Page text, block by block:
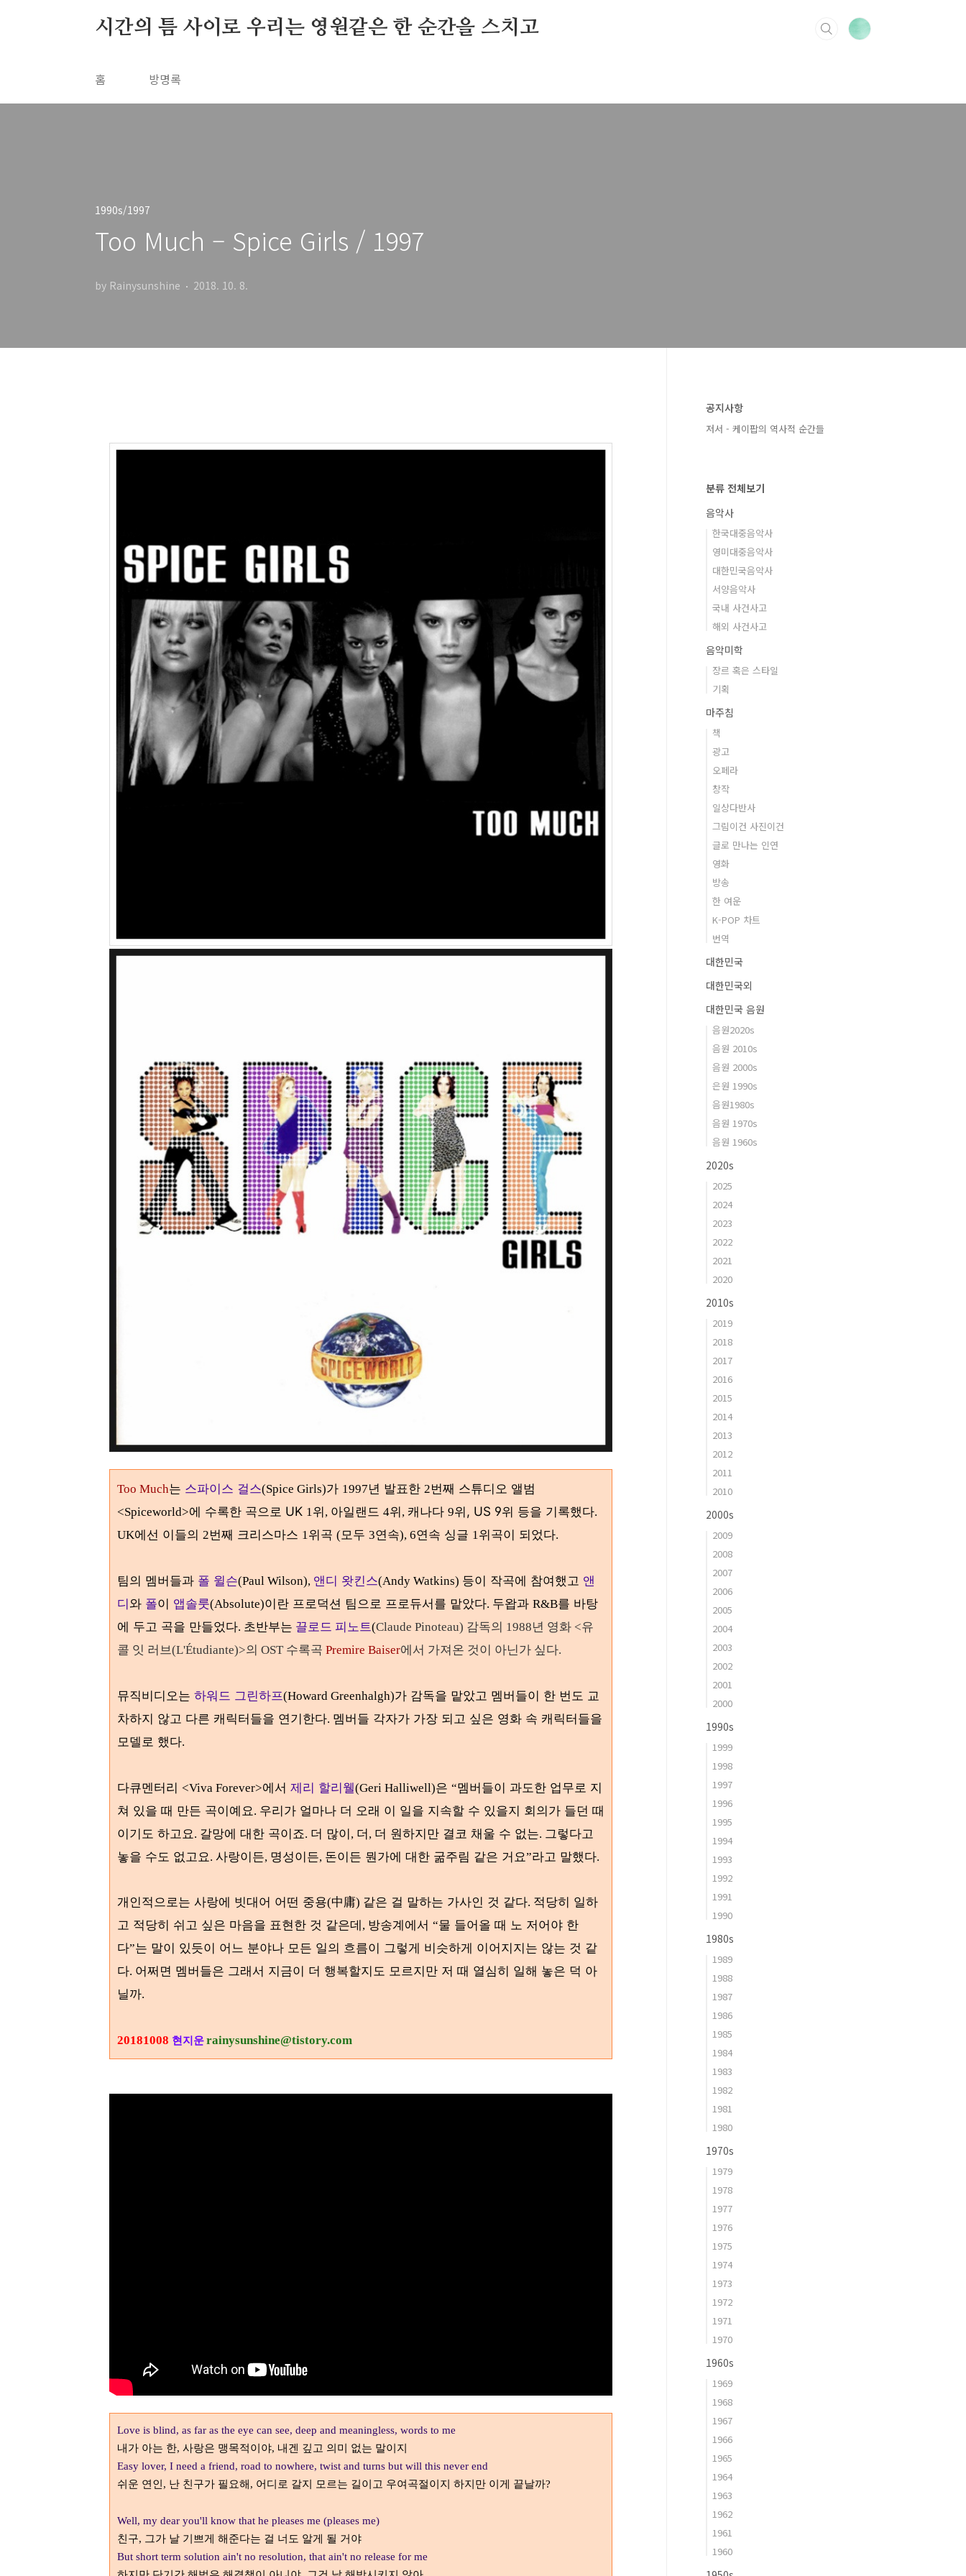
시간의 틈 사이로 우리는 영원같은 한 순간을 스치고
홈 방명록
1990s/1997
Too Much – Spice Girls / 1997
by Rainysunshine 2018. 10. 8.
Too Much는 스파이스 걸스(Spice Girls)가 1997년 발표한 2번째 스튜디오 앨범
<Spiceworld>에 수록한 곡으로 UK 1위, 아일랜드 4위, 캐나다 9위, US 9위 등을 기록했다.
UK에선 이들의 2번째 크리스마스 1위곡 ( 모두 3연속), 6연속 싱글 1위곡이 되었다.
팀의 멤버들과 폴 윌슨(Paul Wilson), 앤디 왓킨스(Andy Watkins) 등이 작곡에 참여했고 앤
디와 폴이 앱솔룻(Absolute)이란 프로덕션 팀으로 프로듀서를 맡았다. 두왑과 R&B를 바탕
에 두고 곡을 만들었다. 초반부는 끌로드 피노트(Claude Pinoteau) 감독의 1988년 영화 <유
콜 잇 러브(L'Étudiante)>의 OST 수록곡 Premire Baiser에서 가져온 것이 아닌가 싶다.
뮤직비디오는 하워드 그린하프(Howard Greenhalgh)가 감독을 맡았고 멤버들이 한 번도 교
차하지 않고 다른 캐릭터들을 연기한다. 멤버들 각자가 가장 되고 싶은 영화 속 캐릭터들을
모델로 했다.
다큐멘터리 <Viva Forever>에서 제리 할리웰(Geri Halliwell)은 “멤버들이 과도한 업무로 지
쳐 있을 때 만든 곡이예요. 우리가 얼마나 더 오래 이 일을 지속할 수 있을지 회의가 들던 때
이기도 하고요. 갈망에 대한 곡이죠. 더 많이, 더, 더 원하지만 결코 채울 수 없는. 그렇다고
놓을 수도 없고요. 사랑이든, 명성이든, 돈이든 뭔가에 대한 굶주림 같은 거요”라고 말했다.
개인적으로는 사랑에 빗대어 어떤 중용(中庸) 같은 걸 말하는 가사인 것 같다. 적당히 일하
고 적당히 쉬고 싶은 마음을 표현한 것 같은데, 방송계에서 “물 들어올 때 노 저어야 한
다”는 말이 있듯이 어느 분야나 모든 일의 흐름이 그렇게 비슷하게 이어지지는 않는 것 같
다. 어쩌면 멤버들은 그래서 지금이 더 행복할지도 모르지만 저 때 열심히 일해 놓은 덕 아
닐까.
20181008 현지운rainysunshine@tistory.com
Love is blind, as far as the eye can see, deep and meaningless, words to me
내가 아는 한, 사랑은 맹목적이야, 내겐 깊고 의미 없는 말이지
Easy lover, I need a friend, road to nowhere, twist and turns but will this never end
쉬운 연인, 난 친구가 필요해, 어디로 갈지 모르는 길이고 우여곡절이지 하지만 이게 끝날까?
Well, my dear you'll know that he pleases me (pleases me)
친구, 그가 날 기쁘게 해준다는 걸 너도 알게 될 거야
But short term solution ain't no resolution, that ain't no release for me
공지사항
저서 - 케이팝의 역사적 순간들
분류 전체보기
음악사
한국대중음악사
영미대중음악사
대한민국음악사
서양음악사
국내 사건사고
해외 사건사고
음악미학
장르 혹은 스타일
기획
마주침
책
광고
오페라
창작
일상다반사
그림이건 사진이건
글로 만나는 인연
영화
방송
한 여운
K-POP 차트
번역
대한민국
대한민국외
대한민국 음원
음원2020s
음원 2010s
음원 2000s
은원 1990s
음원1980s
음원 1970s
음원 1960s
2020s
2025
2024
2023
2022
2021
2020
2010s
2019
2018
2017
2016
2015
2014
2013
2012
2011
2010
2000s
2009
2008
2007
2006
2005
2004
2003
2002
2001
2000
1990s
1999
1998
1997
1996
1995
1994
1993
1992
1991
1990
1980s
1989
1988
1987
1986
1985
1984
1983
1982
1981
1980
1970s
1979
1978
1977
1976
1975
1974
1973
1972
1971
1970
1960s
1969
1968
1967
1966
1965
1964
1963
1962
1961
1960